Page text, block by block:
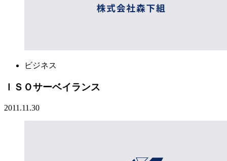
ビジネス
ＩＳＯサーベイランス
2011.11.30